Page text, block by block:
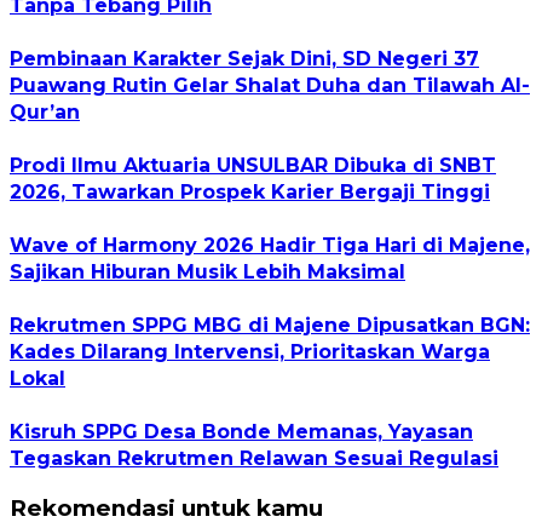
Tanpa Tebang Pilih
Pembinaan Karakter Sejak Dini, SD Negeri 37
Puawang Rutin Gelar Shalat Duha dan Tilawah Al-
Qur’an
Prodi Ilmu Aktuaria UNSULBAR Dibuka di SNBT
2026, Tawarkan Prospek Karier Bergaji Tinggi
Wave of Harmony 2026 Hadir Tiga Hari di Majene,
Sajikan Hiburan Musik Lebih Maksimal
Rekrutmen SPPG MBG di Majene Dipusatkan BGN:
Kades Dilarang Intervensi, Prioritaskan Warga
Lokal
Kisruh SPPG Desa Bonde Memanas, Yayasan
Tegaskan Rekrutmen Relawan Sesuai Regulasi
Rekomendasi untuk kamu